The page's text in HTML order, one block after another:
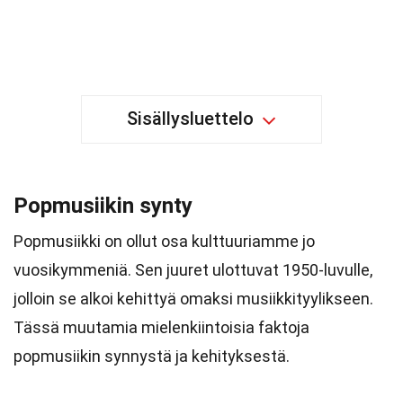
Sisällysluettelo
Popmusiikin synty
Popmusiikki on ollut osa kulttuuriamme jo
vuosikymmeniä. Sen juuret ulottuvat 1950-luvulle,
jolloin se alkoi kehittyä omaksi musiikkityylikseen.
Tässä muutamia mielenkiintoisia faktoja
popmusiikin synnystä ja kehityksestä.